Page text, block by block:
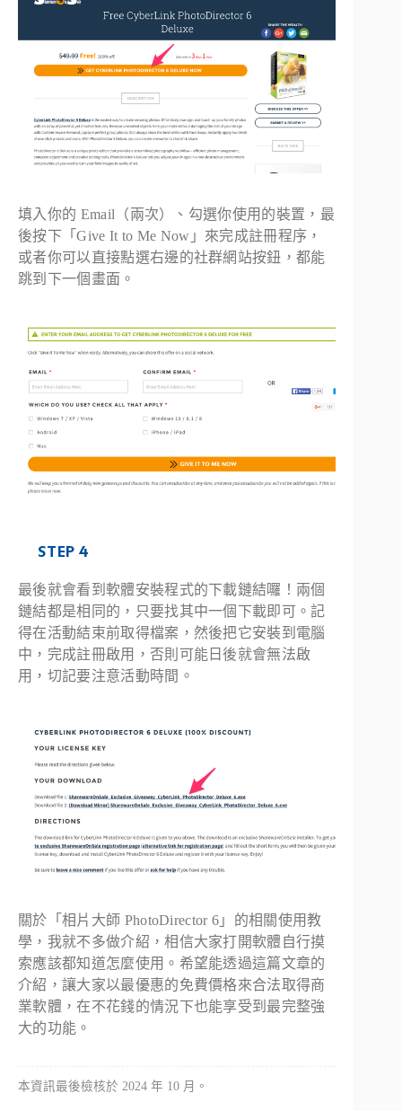
填入你的 Email（兩次）、勾選你使用的裝置，最
後按下「Give It to Me Now」來完成註冊程序，
或者你可以直接點選右邊的社群網站按鈕，都能
跳到下一個畫面。
STEP 4
最後就會看到軟體安裝程式的下載鏈結囉！兩個
鏈結都是相同的，只要找其中一個下載即可。記
得在活動結束前取得檔案，然後把它安裝到電腦
中，完成註冊啟用，否則可能日後就會無法啟
用，切記要注意活動時間。
關於「相片大師 PhotoDirector 6」的相關使用教
學，我就不多做介紹，相信大家打開軟體自行摸
索應該都知道怎麼使用。希望能透過這篇文章的
介紹，讓大家以最優惠的免費價格來合法取得商
業軟體，在不花錢的情況下也能享受到最完整強
大的功能。
本資訊最後檢核於 2024 年 10 月。